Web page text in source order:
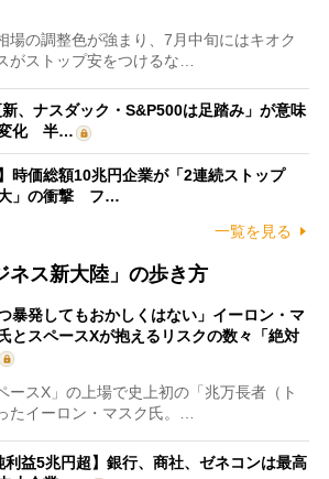
の調整色が強まり、7月中旬にはキオク
がストップ安をつけるな…
新、ナスダック・S&P500は足踏み」が意味
変化 半…
時価総額10兆円企業が「2連続ストップ
大」の衝撃 フ…
一覧を見る
ネス新大陸」の歩き方
つ暴発してもおかしくはない」イーロン・マ
とスペースXが抱えるリスクの数々「絶対
スX」の上場で史上初の「兆万長者（ト
たイーロン・マスク氏。…
利益5兆円超】銀行、商社、ゼネコンは最高